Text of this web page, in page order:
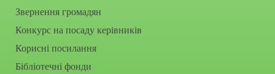
Звернення громадян
Конкурс на посаду керівників
Корисні посилання
Бібліотечні фонди